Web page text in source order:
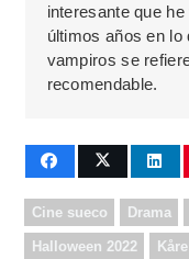
interesante que
últimos años en lo
vampiros se
recomendable.
Cine sueco Drama
Halloween 2022